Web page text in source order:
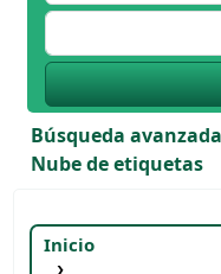
Búsqueda avanzada
Nube de etiquetas
Inicio